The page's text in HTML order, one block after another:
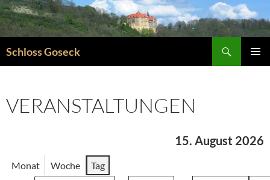
Zum
Inhalt
springen
Schloss Goseck
VERANSTALTUNGEN
15. August 2026
Monat Woche
Tag